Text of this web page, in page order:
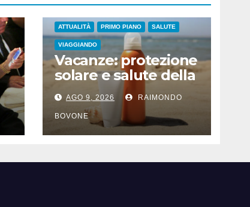
ATTUALITÀ PRIMO PIANO SALUTE
VIAGGIANDO
Vacanze: protezione
solare e salute della
pelle, cosa dicono le
evidenze
scientifiche
AGO 9, 2026 RAIMONDO
BOVONE